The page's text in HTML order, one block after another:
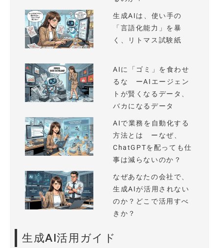
生成AIは、使い手の
「言語化能力」を暴
く、リトマス試験紙
AIに「ゴミ」を食わせ
るな ーAIエージェン
トが賢くなるデータ、
バカになるデータ
AIで業務を自動化する
方法とは ーなぜ、
ChatGPTを配っても仕
事は減らないのか？
なぜあなたの会社で、
生成AIが活用されない
のか？どこで活用すべ
きか？
生成AI活用ガイド